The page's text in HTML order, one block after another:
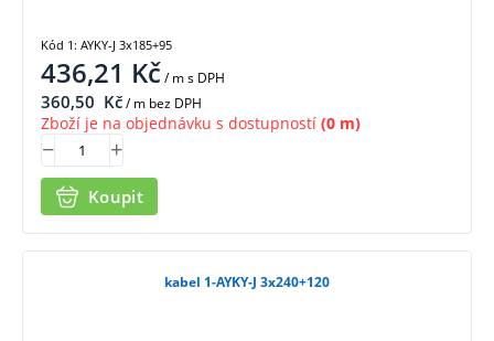
436,21 Kč/ ms DPH
360,50 Kč/ m bez DPH
Zboží je na objednávku s dostupností (0 m)
Koupit
Kód 1: AYKY-J 3x185+95
kabel 1-AYKY-J 3x240+120